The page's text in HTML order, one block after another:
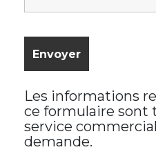
Les informations
ce formulaire sont
service
demande.